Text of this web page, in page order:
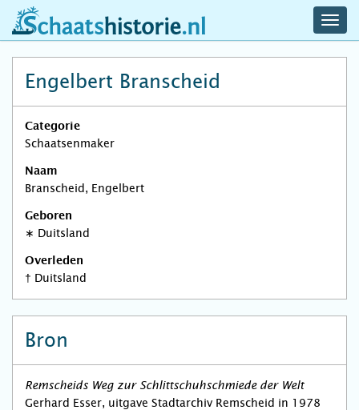
schaatshistorie.nl
Engelbert Branscheid
Categorie
Schaatsenmaker
Naam
Branscheid, Engelbert
Geboren
∗ Duitsland
Overleden
† Duitsland
Bron
Remscheids Weg zur Schlittschuhschmiede der Welt
Gerhard Esser, uitgave Stadtarchiv Remscheid in 1978